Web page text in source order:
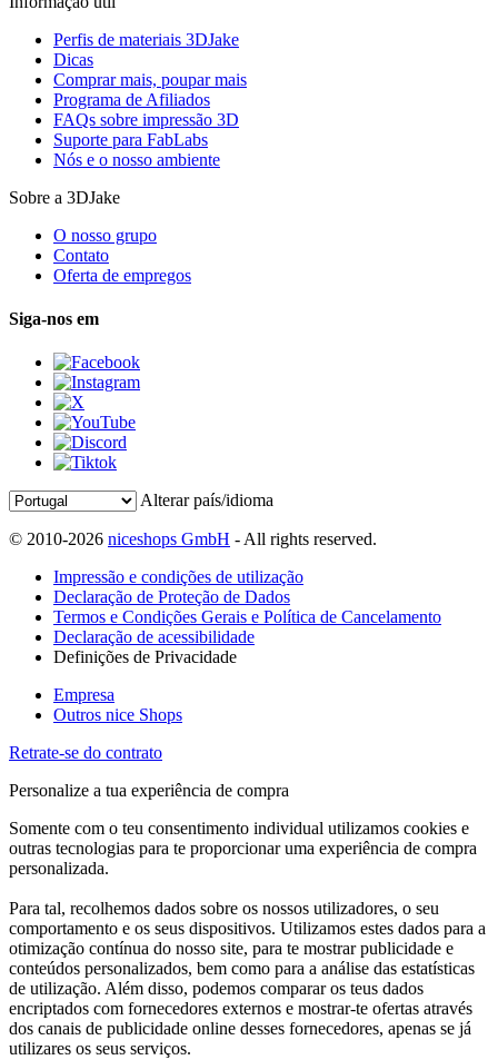
Perfis de materiais 3DJake
Dicas
Comprar mais, poupar mais
Programa de Afiliados
FAQs sobre impressão 3D
Suporte para FabLabs
Nós e o nosso ambiente
Sobre a 3DJake
O nosso grupo
Contato
Oferta de empregos
Siga-nos em
Alterar país/idioma
© 2010-2026 niceshops GmbH - All rights reserved.
Impressão e condições de utilização
Declaração de Proteção de Dados
Termos e Condições Gerais e Política de Cancelamento
Declaração de acessibilidade
Definições de Privacidade
Empresa
Outros nice Shops
Retrate-se do contrato
Personalize a tua experiência de compra
Somente com o teu consentimento individual utilizamos cookies e
outras tecnologias para te proporcionar uma experiência de compra
personalizada.
Para tal, recolhemos dados sobre os nossos utilizadores, o seu
comportamento e os seus dispositivos. Utilizamos estes dados para a
otimização contínua do nosso site, para te mostrar publicidade e
conteúdos personalizados, bem como para a análise das estatísticas
de utilização. Além disso, podemos comparar os teus dados
encriptados com fornecedores externos e mostrar-te ofertas através
dos canais de publicidade online desses fornecedores, apenas se já
utilizares os seus serviços.